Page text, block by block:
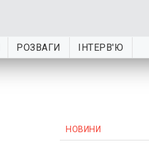
РОЗВАГИ ІНТЕРВ'Ю
НОВИНИ